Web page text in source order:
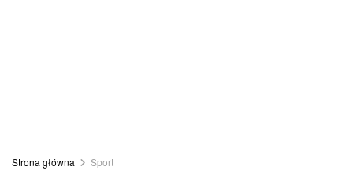
Strona główna Sport